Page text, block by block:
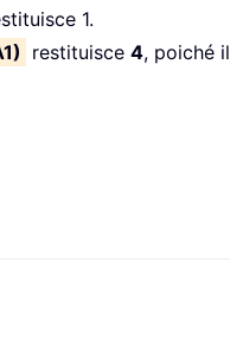
1.
restituisce 4, poiché il